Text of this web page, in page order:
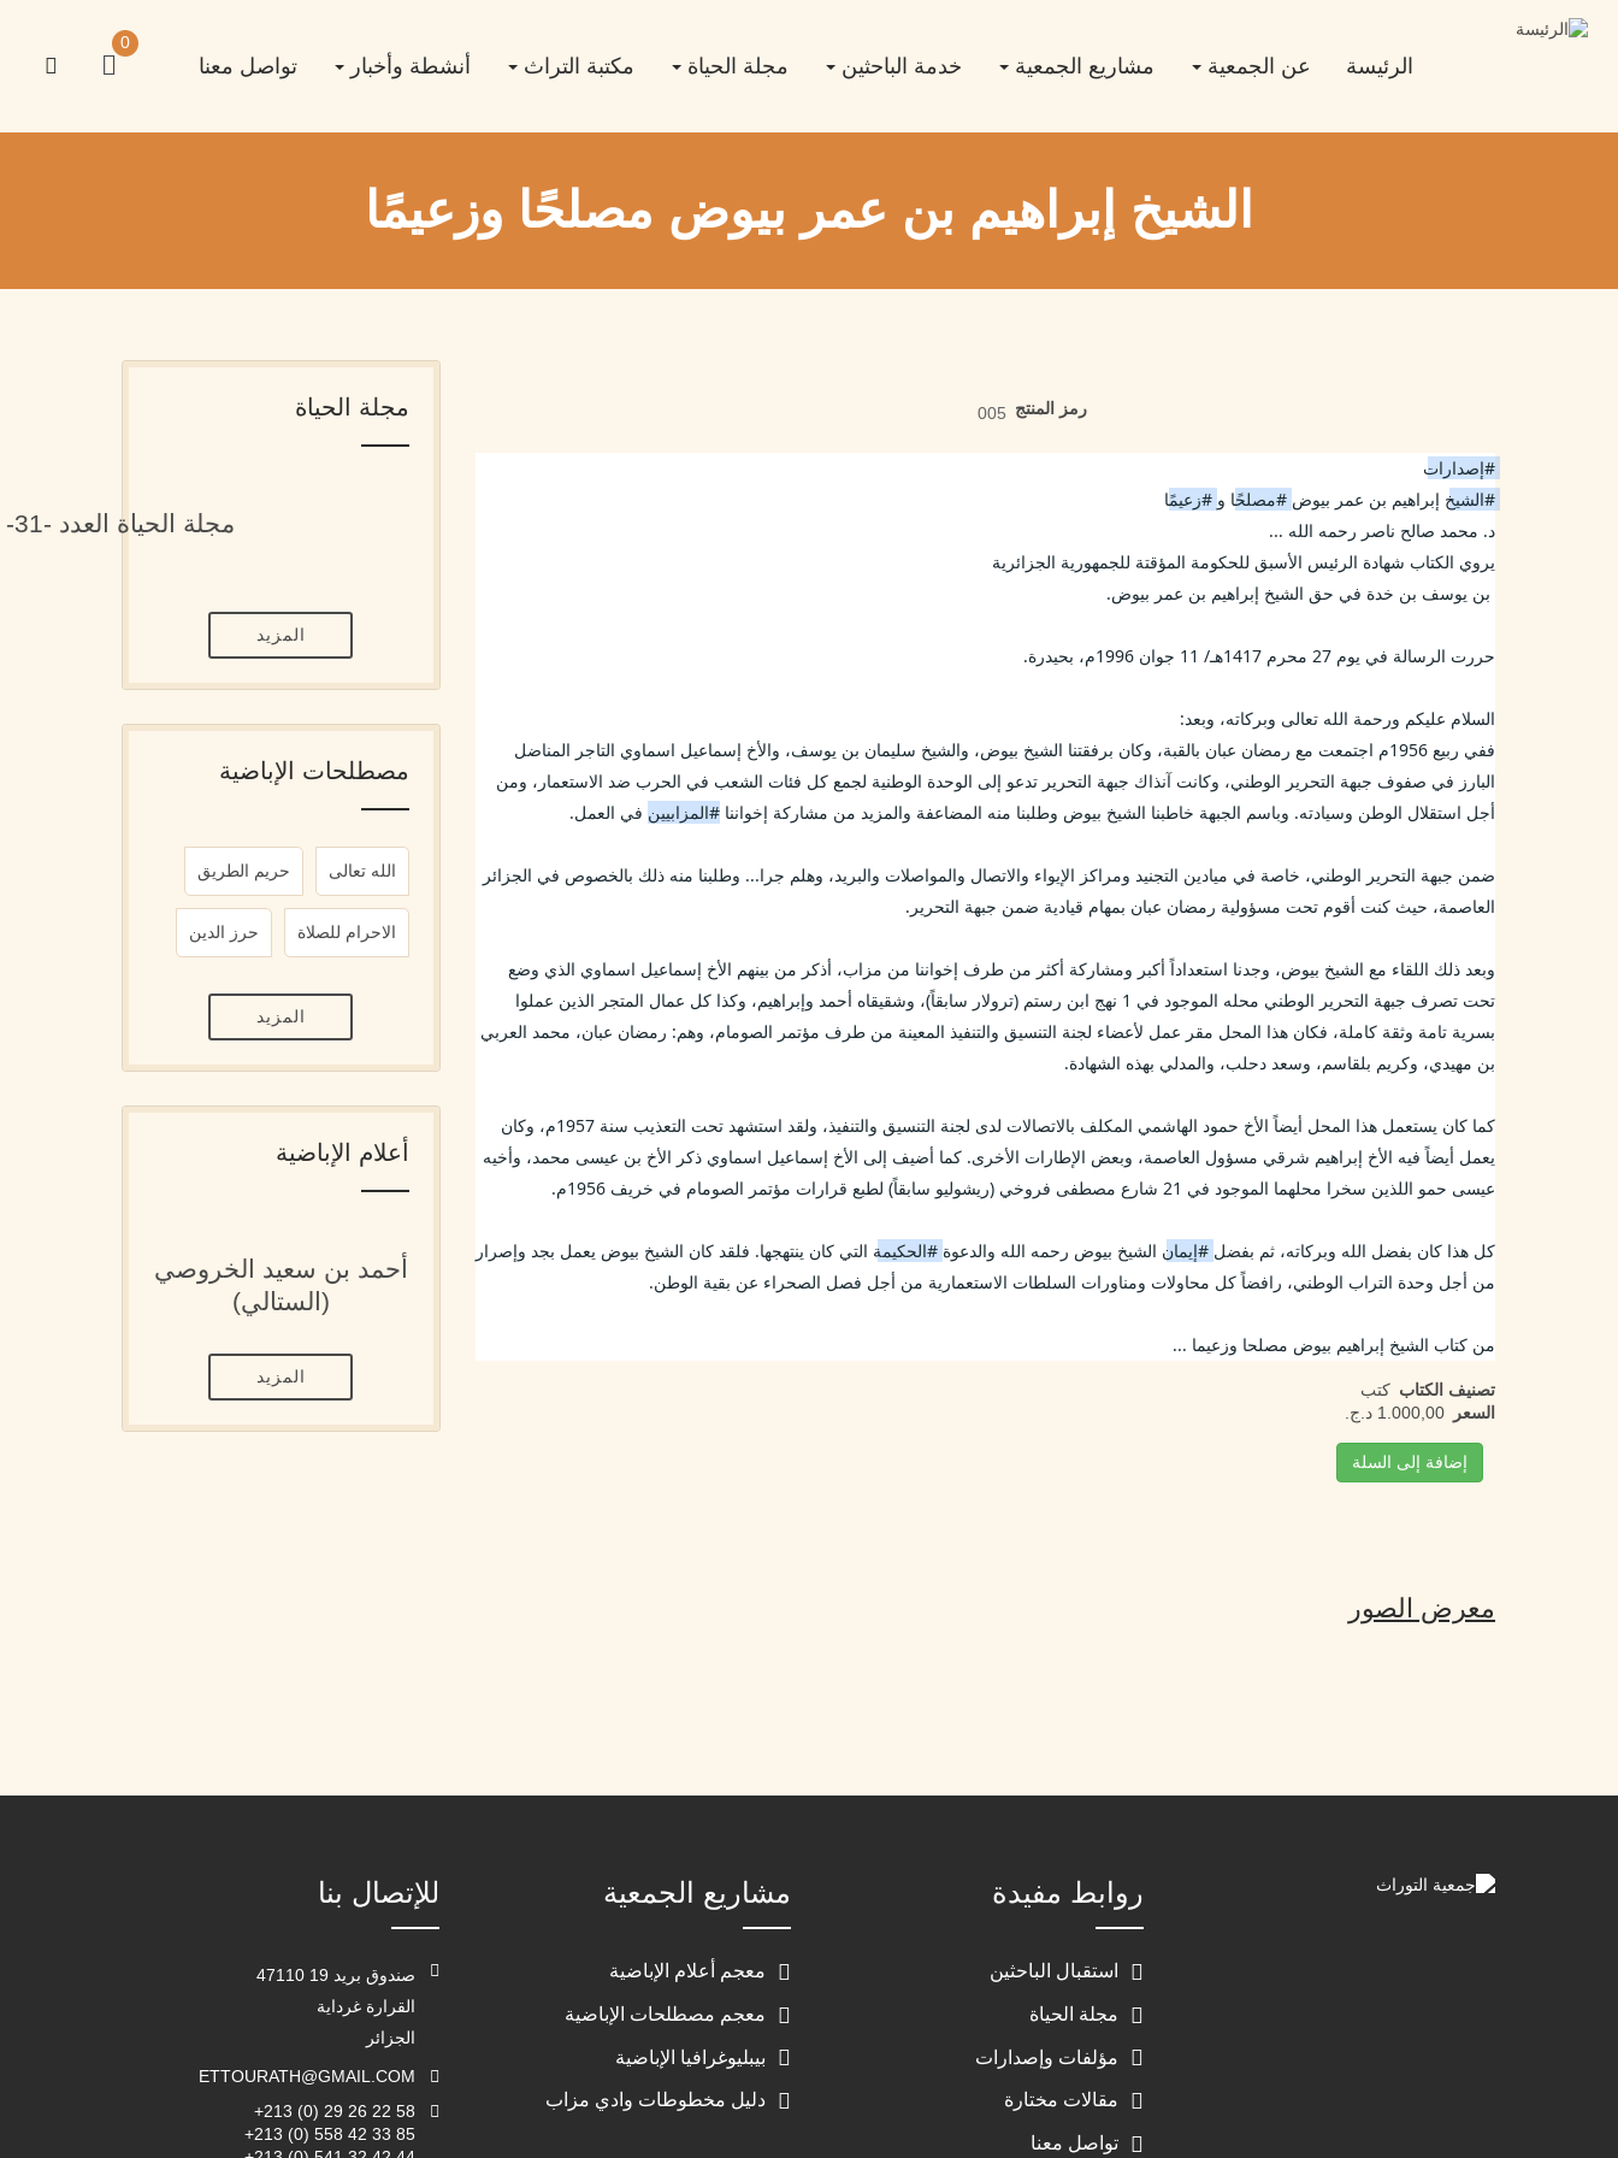
navigation
الرئيسة عن الجمعية مشاريع الجمعية خدمة الباحثين مجلة الحياة مكتبة التراث أنشطة وأخبار تواصل معنا
0
الشيخ إبراهيم بن عمر بيوض مصلحًا وزعيمًا
رمز المنتج 005
#إصدارات
#الشيخ إبراهيم بن عمر بيوض #مصلحًا و #زعيمًا
د. محمد صالح ناصر رحمه الله ...
يروي الكتاب شهادة الرئيس الأسبق للحكومة المؤقتة للجمهورية الجزائرية
حررت الرسالة في يوم 27 محرم 1417هـ/ 11 جوان 1996م، بحيدرة.
السلام عليكم ورحمة الله تعالى وبركاته، وبعد:
أجل استقلال الوطن وسيادته. وباسم الجبهة خاطبنا الشيخ بيوض وطلبنا منه المضاعفة والمزيد من مشاركة إخواننا #المزابيين في العمل.
العاصمة، حيث كنت أقوم تحت مسؤولية رمضان عبان بمهام قيادية ضمن جبهة التحرير.
بن مهيدي، وكريم بلقاسم، وسعد دحلب، والمدلي بهذه الشهادة.
عيسى حمو اللذين سخرا محلهما الموجود في 21 شارع مصطفى فروخي (ريشوليو سابقاً) لطبع قرارات مؤتمر الصومام في خريف 1956م.
كل هذا كان بفضل الله وبركاته، ثم بفضل #إيمان الشيخ بيوض رحمه الله والدعوة #الحكيمة
من أجل وحدة التراب الوطني، رافضاً كل محاولات ومناورات السلطات الاستعمارية من أجل فصل الصحراء عن بقية الوطن.
من كتاب الشيخ إبراهيم بيوض مصلحا وزعيما ...
تصنيف الكتاب كتب
السعر
إضافة إلى السلة
معرض الصور
مجلة الحياة
مجلة الحياة العدد -31-
المزيد
مصطلحات الإباضية
الله تعالى حريم الطريق
الاحرام للصلاة حرز الدين
المزيد
أعلام الإباضية
أحمد بن سعيد الخروصي
(الستالي)
المزيد
روابط مفيدة
استقبال الباحثين
مجلة الحياة
مؤلفات وإصدارات
مقالات مختارة
تواصل معنا
مشاريع الجمعية
معجم أعلام الإباضية
معجم مصطلحات الإباضية
بيبليوغرافيا الإباضية
دليل مخطوطات وادي مزاب
للإتصال بنا
صندوق بريد 19 47110
القرارة غرداية
الجزائر
ETTOURATH@GMAIL.COM
+213 (0) 29 26 22 58
+213 (0) 558 42 33 85